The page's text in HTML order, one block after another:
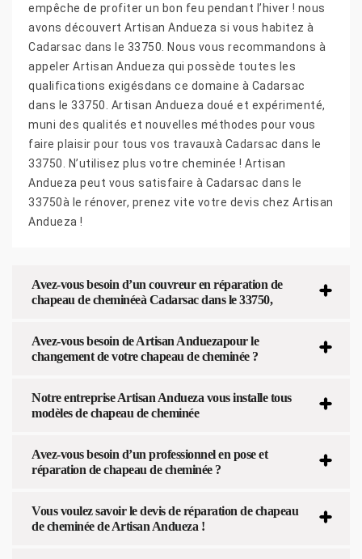
empêche de profiter un bon feu pendant l’hiver ! nous
avons découvert Artisan Andueza si vous habitez à
Cadarsac dans le 33750. Nous vous recommandons à
appeler Artisan Andueza qui possède toutes les
qualifications exigésdans ce domaine à Cadarsac
dans le 33750. Artisan Andueza doué et expérimenté,
muni des qualités et nouvelles méthodes pour vous
faire plaisir pour tous vos travauxà Cadarsac dans le
33750. N’utilisez plus votre cheminée ! Artisan
Andueza peut vous satisfaire à Cadarsac dans le
33750à le rénover, prenez vite votre devis chez Artisan
Andueza !
Avez-vous besoin d’un couvreur en réparation de
chapeau de cheminéeà Cadarsac dans le 33750,
Avez-vous besoin de Artisan Anduezapour le
changement de votre chapeau de cheminée ?
Notre entreprise Artisan Andueza vous installe tous
modèles de chapeau de cheminée
Avez-vous besoin d’un professionnel en pose et
réparation de chapeau de cheminée ?
Vous voulez savoir le devis de réparation de chapeau
de cheminée de Artisan Andueza !